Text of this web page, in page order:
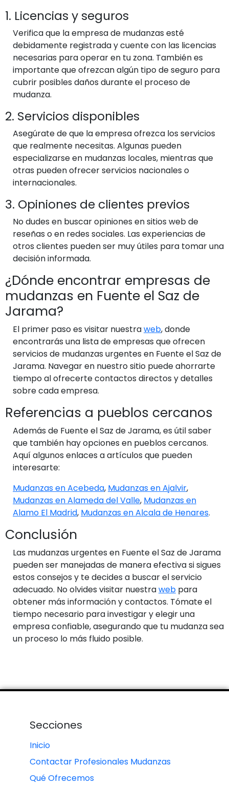
1. Licencias y seguros
Verifica que la empresa de mudanzas esté
debidamente registrada y cuente con las licencias
necesarias para operar en tu zona. También es
importante que ofrezcan algún tipo de seguro para
cubrir posibles daños durante el proceso de
mudanza.
2. Servicios disponibles
Asegúrate de que la empresa ofrezca los servicios
que realmente necesitas. Algunas pueden
especializarse en mudanzas locales, mientras que
otras pueden ofrecer servicios nacionales o
internacionales.
3. Opiniones de clientes previos
No dudes en buscar opiniones en sitios web de
reseñas o en redes sociales. Las experiencias de
otros clientes pueden ser muy útiles para tomar una
decisión informada.
¿Dónde encontrar empresas de
mudanzas en Fuente el Saz de
Jarama?
El primer paso es visitar nuestraweb, donde
encontrarás una lista de empresas que ofrecen
servicios de mudanzas urgentes en Fuente el Saz de
Jarama. Navegar en nuestro sitio puede ahorrarte
tiempo al ofrecerte contactos directos y detalles
sobre cada empresa.
Referencias a pueblos cercanos
Además de Fuente el Saz de Jarama, es útil saber
que también hay opciones en pueblos cercanos.
Aquí algunos enlaces a artículos que pueden
interesarte:
Mudanzas en Acebeda, Mudanzas en Ajalvir,
Mudanzas en Alameda del Valle, Mudanzas en
Alamo El Madrid, Mudanzas en Alcala de Henares.
Conclusión
Las mudanzas urgentes en Fuente el Saz de Jarama
pueden ser manejadas de manera efectiva si sigues
estos consejos y te decides a buscar el servicio
adecuado. No olvides visitar nuestraweb para
obtener más información y contactos. Tómate el
tiempo necesario para investigar y elegir una
empresa confiable, asegurando que tu mudanza sea
un proceso lo más fluido posible.
Secciones
Inicio
Contactar Profesionales Mudanzas
Qué Ofrecemos